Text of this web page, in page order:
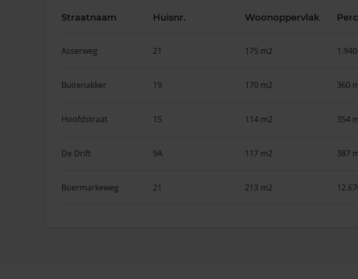
Straatnaam Huisnr. Woonoppervlak
Asserweg 21 175 m2
Buitenakker 19 170 m2 360
Hoofdstraat 15 114 m2 354
De Drift 9A 117 m2 387
Boermarkeweg 21 213 m2